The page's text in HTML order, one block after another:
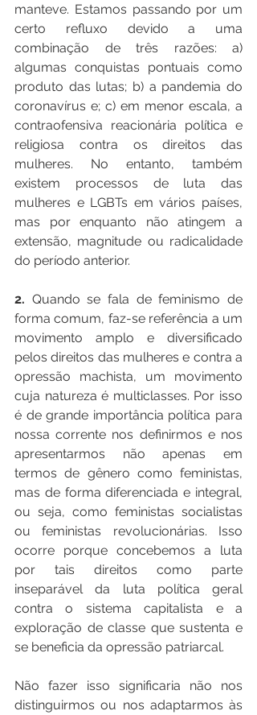
manteve. Estamos passando por um
certo refluxo devido a uma
combinação de três razões: a)
algumas conquistas pontuais como
produto das lutas; b) a pandemia do
coronavírus e; c) em menor escala, a
contraofensiva reacionária política e
religiosa contra os direitos das
mulheres. No entanto, também
existem processos de luta das
mulheres e LGBTs em vários países,
mas por enquanto não atingem a
extensão, magnitude ou radicalidade
do período anterior.
2. Quando se fala de feminismo de
forma comum, faz-se referência a um
movimento amplo e diversificado
pelos direitos das mulheres e contra a
opressão machista, um movimento
cuja natureza é multiclasses. Por isso
é de grande importância política para
nossa corrente nos definirmos e nos
apresentarmos não apenas em
termos de gênero como feministas,
mas de forma diferenciada e integral,
ou seja, como feministas socialistas
ou feministas revolucionárias. Isso
ocorre porque concebemos a luta
por tais direitos como parte
inseparável da luta política geral
contra o sistema capitalista e a
exploração de classe que sustenta e
se beneficia da opressão patriarcal.
Não fazer isso significaria não nos
distinguirmos ou nos adaptarmos às